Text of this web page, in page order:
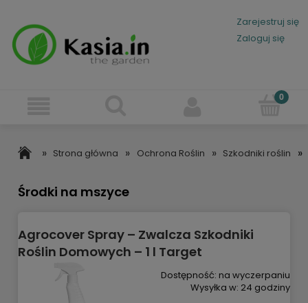
Zarejestruj się
Zaloguj się
» Strona główna » Ochrona Roślin » Szkodniki roślin »
Środki na mszyce
Agrocover Spray – Zwalcza Szkodniki
Roślin Domowych – 1 l Target
Dostępność: na wyczerpaniu
Wysyłka w: 24 godziny